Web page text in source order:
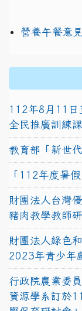
營養午餐意
112年8月11日
全民推廣訓練
教育部「新世
「112年度暑
財團法人台灣
豬肉教學教師研
財團法人綠色
2023年青少年
行政院農業委
資源學系訂於